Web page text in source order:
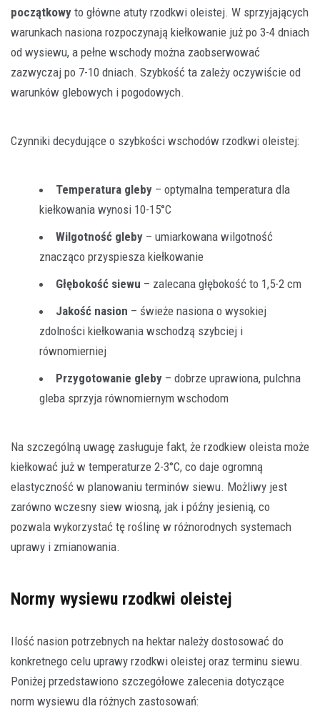
początkowy to główne atuty rzodkwi oleistej. W sprzyjających
warunkach nasiona rozpoczynają kiełkowanie już po 3-4 dniach
od wysiewu, a pełne wschody można zaobserwować
zazwyczaj po 7-10 dniach. Szybkość ta zależy oczywiście od
warunków glebowych i pogodowych.
Czynniki decydujące o szybkości wschodów rzodkwi oleistej:
Temperatura gleby – optymalna temperatura dla
kiełkowania wynosi 10-15°C
Wilgotność gleby – umiarkowana wilgotność
znacząco przyspiesza kiełkowanie
Głębokość siewu – zalecana głębokość to 1,5-2 cm
Jakość nasion – świeże nasiona o wysokiej
zdolności kiełkowania wschodzą szybciej i
równomierniej
Przygotowanie gleby – dobrze uprawiona, pulchna
gleba sprzyja równomiernym wschodom
Na szczególną uwagę zasługuje fakt, że rzodkiew oleista może
kiełkować już w temperaturze 2-3°C, co daje ogromną
elastyczność w planowaniu terminów siewu. Możliwy jest
zarówno wczesny siew wiosną, jak i późny jesienią, co
pozwala wykorzystać tę roślinę w różnorodnych systemach
uprawy i zmianowania.
Normy wysiewu rzodkwi oleistej
Ilość nasion potrzebnych na hektar należy dostosować do
konkretnego celu uprawy rzodkwi oleistej oraz terminu siewu.
Poniżej przedstawiono szczegółowe zalecenia dotyczące
norm wysiewu dla różnych zastosowań: